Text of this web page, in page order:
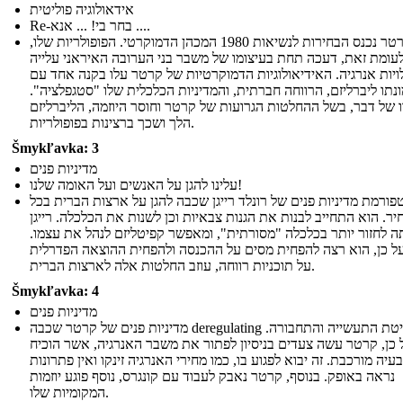
אידאולוגיה פוליטית
Re-בחר בי! ... אנא ....
ג'ימי קרטר נכנס הבחירות לנשיאות 1980 המכהן הדמוקרטי. הפופולריות שלו,
זאת, דעכה תחת בעיצומו של משבר בני הערובה האיראני עלייה
אנרגיה. האידיאולוגיות הדמוקרטיות של קרטר עלו בקנה אחד עם
ליברליזם, הרווחה חברתית, והמדיניות הכלכלית שלו "סטגפלציה".
של דבר, בשל ההחלטות הגרועות של קרטר וחוסר היוזמה, הליברליזם
הלך ושכך ברצינות בפופולריות.
Šmykľavka: 3
מדיניות פנים
עלינו להגן על האנשים ועל האומה שלנו!
מדיניות פנים של רונלד רייגן שכבה להגן על ארצות הברית בכל
הוא התחייב לבנות את הגנות צבאיות וכן לשנות את הכלכלה. רייגן
לחזור יותר בכלכלה "מסורתית", ומאפשר קפיטליזם לנהל את עצמו.
כן, הוא רצה להפחית מסים על ההכנסה ולהפחית ההוצאה הפדרלית
על תוכניות רווחה, עוזב החלטות אלה לארצות הברית.
Šmykľavka: 4
מדיניות פנים
מדיניות פנים של קרטר שכבה deregulating שליטת התעשייה והתחבורה.
כן, קרטר עשה צעדים בניסיון לפתור את משבר האנרגיה, אשר הוכיח
מורכבת. זה יבוא לפגוע בו, כמו מחירי האנרגיה זינקו ואין פתרונות
נראה באופק. בנוסף, קרטר נאבק לעבוד עם קונגרס, נוסף פוגע יוזמות
המקומיות שלו.